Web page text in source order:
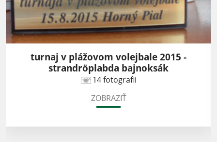
turnaj v plážovom volejbale 2015 -
strandröplabda bajnoksák
14 fotografii
ZOBRAZIŤ